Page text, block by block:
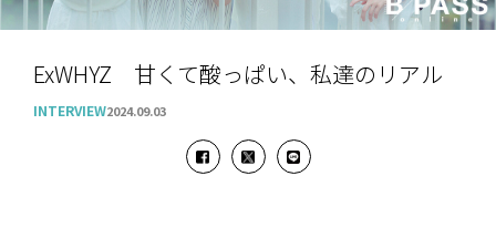
ExWHYZ 甘くて酸っぱい、私達のリアル
INTERVIEW2024.09.03